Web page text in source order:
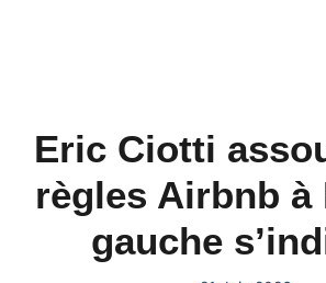
Eric Ciotti
règles Airbnb à
gauche